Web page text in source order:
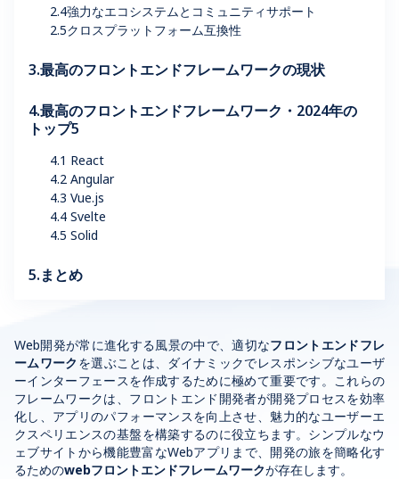
Web開発が常に進化する風景の中で、適切なフロントエンドフレ
ームワーク を選ぶことは、ダイナミックでレスポンシブなユーザ
ーインターフェースを作成するために極めて重要です。これらの
フレームワークは、フロントエンド開発者が開発プロセスを効率
化し、アプリのパフォーマンスを向上させ、魅力的なユーザーエ
クスペリエンスの基盤を構築するのに役立ちます。シンプルなウ
ェブサイトから機能豊富なWebアプリまで、開発の旅を簡略化す
るためのwebフロントエンドフレームワークが存在します。
2.4強力なエコシステムとコミュニティサポート
2.5クロスプラットフォーム互換性
3.最高のフロントエンドフレームワークの現状
4.最高のフロントエンドフレームワーク・2024年の
トップ5
4.1 React
4.2 Angular
4.3 Vue.js
4.4 Svelte
4.5 Solid
5.まとめ